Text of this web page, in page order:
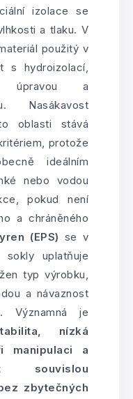
izolace se
a tlaku. V
použitý v
s hydroizolací,
úpravou a
Nasákavost
oblasti stává
protože
ideálním
nebo vodou
pokud není
a chráněného
(EPS) se v
uplatňuje
typ výrobku,
a návaznost
Významná je
nízká
manipulaci a
souvislou
zbytečných